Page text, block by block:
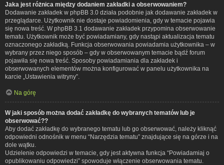
Jaka jest różnica między dodaniem zakładki a obserwowaniem?
Dodawanie zakładek w phpBB 3.0 działa podobnie jak dodawanie zakładek w
przeglądarce. Użytkownik nie dostaje powiadomienia, gdy w temacie pojawia
się nowa treść. W phpBB 3.1 dodawanie zakładek przypomina obserwowanie
tematu. Użytkownik może być powiadamiany, gdy nastąpi aktualizacja tematu
oznaczonego zakładką. Funkcja obserwowania powiadamia użytkownika – w
wybrany przez niego sposób – gdy w obserwowanym temacie bądź forum
pojawiła się nowa treść. Sposoby powiadamiania dla zakładek i
obserwowanych elementów można konfigurować w panelu użytkownika na
karcie „Ustawienia witryny”.
Na górę
W jaki sposób można dodać zakładkę do wybranych tematów lub je
obserwować??
Aby dodać zakładkę do wybranego tematu lub go obserwować, należy kliknąć
odpowiedni odnośnik w menu “Narzędzia tematu” znajdujące się na górze i na
dole wątku.
Udzielenie odpowiedzi w temacie, gdy jest aktywna funkcja “Powiadamiaj o
opublikowaniu odpowiedzi” spowoduje włączenie obserwowania tematu.